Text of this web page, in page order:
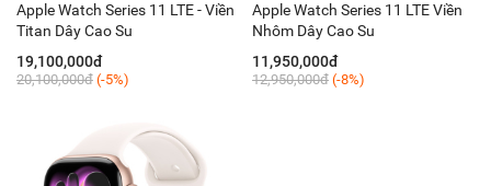
Apple Watch Series 11 LTE - Viền
Titan Dây Cao Su
19,100,000đ
20,100,000đ (-5%)
Apple Watch Series 11 LTE Viền
Nhôm Dây Cao Su
11,950,000đ
12,950,000đ (-8%)